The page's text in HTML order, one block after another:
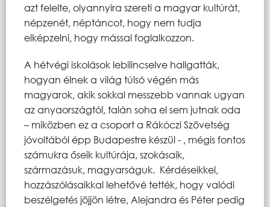
azt felelte, olyannyira szereti a magyar kultúrát,
népzenét, néptáncot, hogy nem tudja
elképzelni, hogy mással foglalkozzon.
A hétvégi iskolások lebilincselve hallgatták,
hogyan élnek a világ túlsó végén más
magyarok, akik sokkal messzebb vannak ugyan
az anyaországtól, talán soha el sem jutnak oda
– miközben ez a csoport a Rákóczi Szövetség
jóvoltából épp Budapestre készül - , mégis fontos
számukra őseik kultúrája, szokásaik,
származásuk, magyarságuk. Kérdéseikkel,
hozzászólásaikkal lehetővé tették, hogy valódi
beszélgetés jöjjön létre, Alejandra és Péter pedig